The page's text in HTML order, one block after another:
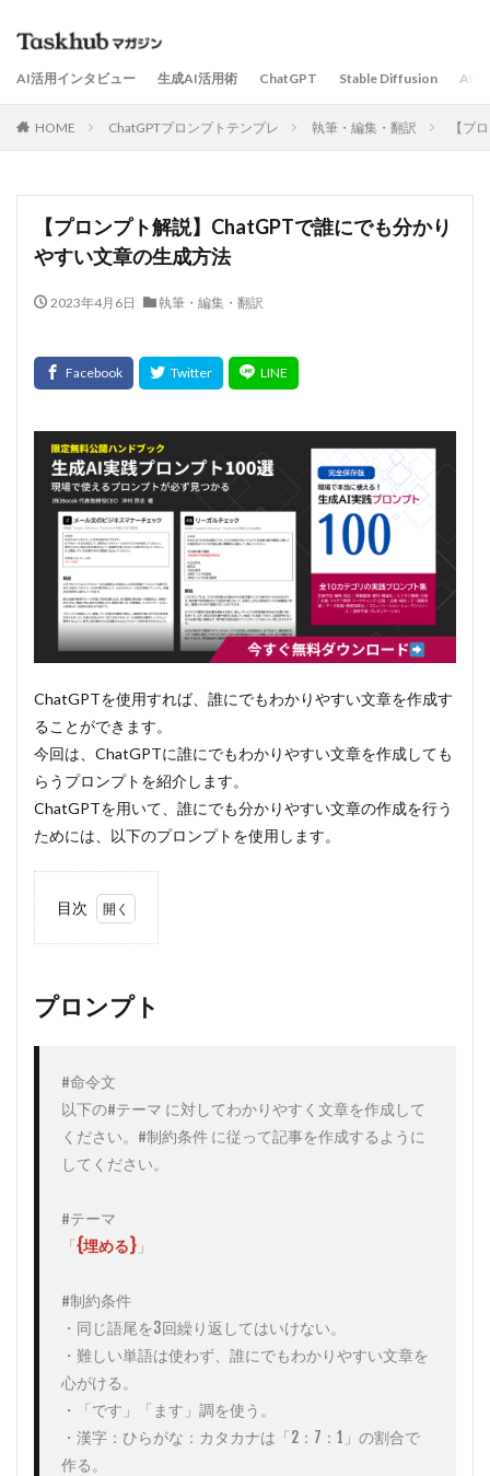
AI活用インタビュー 生成AI活用術 ChatGPT Stable Diffusion AIサ
HOME ChatGPTプロンプトテンプレ 執筆・編集・翻訳 【プ
【プロンプト解説】ChatGPTで誰にでも分かり
やすい文章の生成方法
2023年4月6日 執筆・編集・翻訳
ChatGPTを使用すれば、誰にでもわかりやすい文章を作成す
ることができます。
今回は、ChatGPTに誰にでもわかりやすい文章を作成しても
らうプロンプトを紹介します。
ChatGPTを用いて、誰にでも分かりやすい文章の作成を行う
ためには、以下のプロンプトを使用します。
目次
ト
ンプ
トの
使用
例
2.1
を用い
て、誰に
文章を作
成
2.2
実
際に
ChatGPT
に打ち込
んでみた
結果
プロンプト
#命令文
以下の#テーマ に対してわかりやすく文章を作成して
ください。#制約条件 に従って記事を作成するように
してください。
#テーマ
「{埋める} 」
#制約条件
・同じ語尾を3回繰り返してはいけない。
・難しい単語は使わず、誰にでもわかりやすい文章を
心がける。
・「です」「ます」調を使う。
・漢字：ひらがな：カタカナは「2：7：1」の割合で
作る。